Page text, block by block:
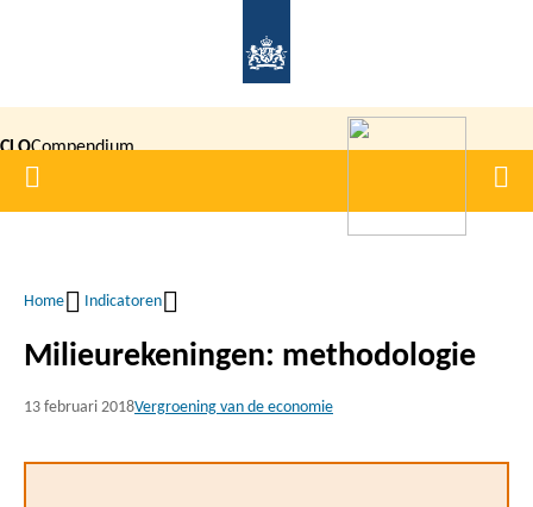
inhoud
gaan
CLOCompendium
voor de
Home
Kruimelpad
Home Indicatoren
Milieurekeningen: methodologie
13 februari 2018Vergroening van de economie